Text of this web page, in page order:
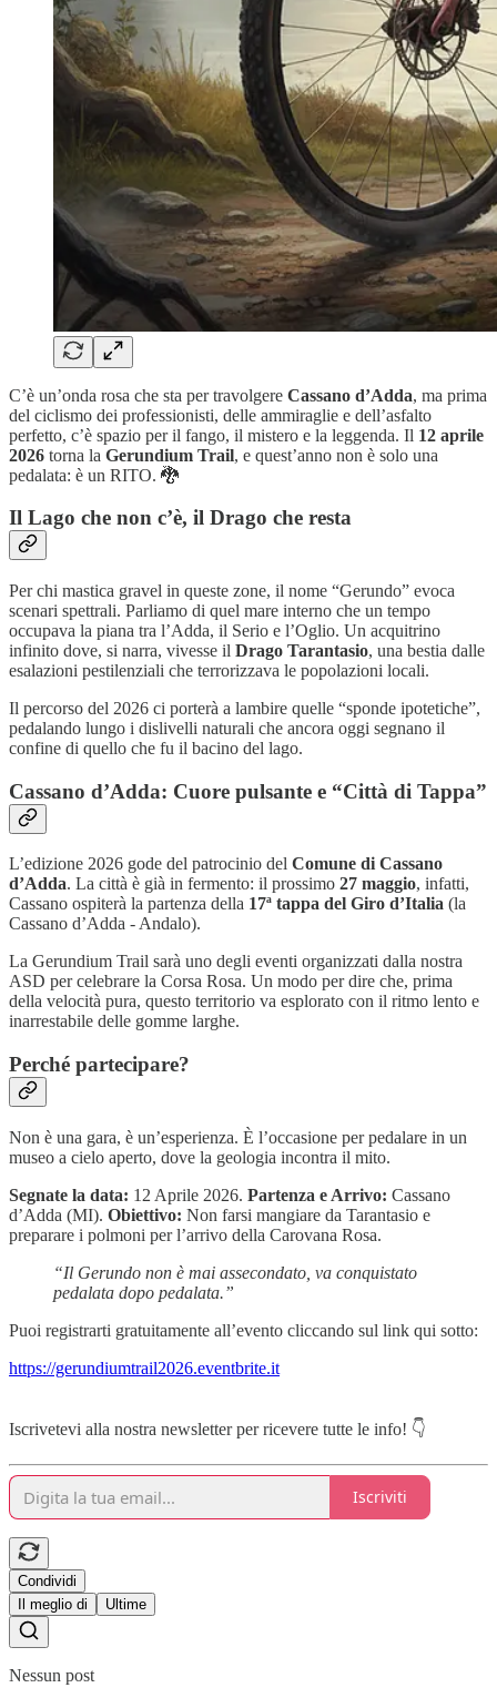
C’è un’onda rosa che sta per travolgere Cassano d’Adda, ma prima
del ciclismo dei professionisti, delle ammiraglie e dell’asfalto
perfetto, c’è spazio per il fango, il mistero e la leggenda. Il 12 aprile
2026 torna la Gerundium Trail, e quest’anno non è solo una
pedalata: è un RITO. 🐉
Il Lago che non c’è, il Drago che resta
Per chi mastica gravel in queste zone, il nome “Gerundo” evoca
scenari spettrali. Parliamo di quel mare interno che un tempo
occupava la piana tra l’Adda, il Serio e l’Oglio. Un acquitrino
infinito dove, si narra, vivesse il Drago Tarantasio, una bestia dalle
esalazioni pestilenziali che terrorizzava le popolazioni locali.
Il percorso del 2026 ci porterà a lambire quelle “sponde ipotetiche”,
pedalando lungo i dislivelli naturali che ancora oggi segnano il
confine di quello che fu il bacino del lago.
Cassano d’Adda: Cuore pulsante e “Città di Tappa”
L’edizione 2026 gode del patrocinio del Comune di Cassano
d’Adda. La città è già in fermento: il prossimo 27 maggio, infatti,
Cassano ospiterà la partenza della 17ª tappa del Giro d’Italia (la
Cassano d’Adda - Andalo).
La Gerundium Trail sarà uno degli eventi organizzati dalla nostra
ASD per celebrare la Corsa Rosa. Un modo per dire che, prima
della velocità pura, questo territorio va esplorato con il ritmo lento e
inarrestabile delle gomme larghe.
Perché partecipare?
Non è una gara, è un’esperienza. È l’occasione per pedalare in un
museo a cielo aperto, dove la geologia incontra il mito.
Segnate la data: 12 Aprile 2026. Partenza e Arrivo: Cassano
d’Adda (MI). Obiettivo: Non farsi mangiare da Tarantasio e
preparare i polmoni per l’arrivo della Carovana Rosa.
“Il Gerundo non è mai assecondato, va conquistato
pedalata dopo pedalata.”
Puoi registrarti gratuitamente all’evento cliccando sul link qui sotto:
https://gerundiumtrail2026.eventbrite.it
Iscrivetevi alla nostra newsletter per ricevere tutte le info! 👇
Iscriviti
Condividi
Il meglio di
Ultime
Nessun post